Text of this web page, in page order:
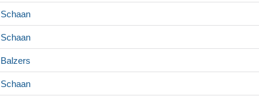
Schaan
Schaan
Balzers
Schaan